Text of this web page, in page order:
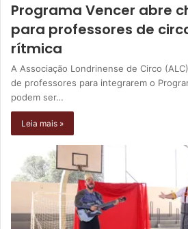
Programa Vencer abre
para professores de
rítmica
A Associação Londrinense de Circo
de professores para integrarem o
podem ser…
Leia mais »